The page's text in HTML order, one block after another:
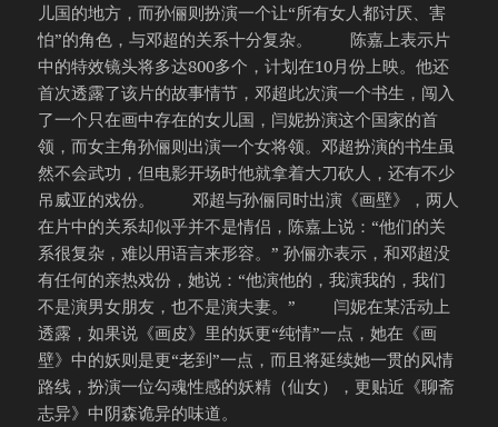
儿国的地方，而孙俪则扮演一个让“所有女人都讨厌、害
怕”的角色，与邓超的关系十分复杂。 陈嘉上表示片
中的特效镜头将多达800多个，计划在10月份上映。他还
首次透露了该片的故事情节，邓超此次演一个书生，闯入
了一个只在画中存在的女儿国，闫妮扮演这个国家的首
领，而女主角孙俪则出演一个女将领。邓超扮演的书生虽
然不会武功，但电影开场时他就拿着大刀砍人，还有不少
吊威亚的戏份。 邓超与孙俪同时出演《画壁》，两人
在片中的关系却似乎并不是情侣，陈嘉上说：“他们的关
系很复杂，难以用语言来形容。” 孙俪亦表示，和邓超没
有任何的亲热戏份，她说：“他演他的，我演我的，我们
不是演男女朋友，也不是演夫妻。” 闫妮在某活动上
透露，如果说《画皮》里的妖更“纯情”一点，她在《画
壁》中的妖则是更“老到”一点，而且将延续她一贯的风情
路线，扮演一位勾魂性感的妖精（仙女），更贴近《聊斋
志异》中阴森诡异的味道。